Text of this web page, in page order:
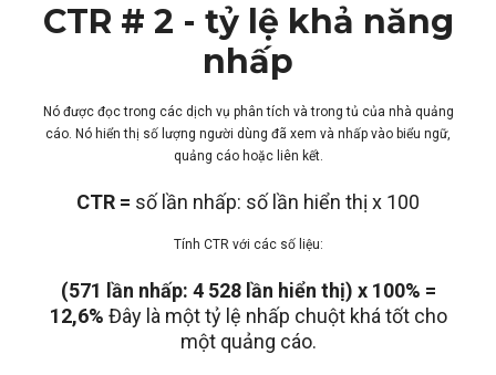
CTR # 2 - tỷ lệ khả năng
nhấp
Nó được đọc trong các dịch vụ phân tích và trong tủ của nhà quảng
cáo. Nó hiển thị số lượng người dùng đã xem và nhấp vào biểu ngữ,
quảng cáo hoặc liên kết.
CTR = số lần nhấp: số lần hiển thị x 100
Tính CTR với các số liệu:
(571 lần nhấp: 4 528 lần hiển thị) x 100% =
12,6% Đây là một tỷ lệ nhấp chuột khá tốt cho
một quảng cáo.